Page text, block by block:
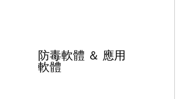
防毒軟體 ＆ 應用
軟體